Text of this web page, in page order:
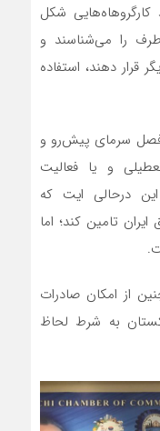
کارگروها‌ه‌هایی شکل
طرف را می‌شناسند و
قرار دهند، استفاده
فصل سرمای پیش‌رو و
و یا فعالیت
درحالی ایت که
تامین کند؛ اما
از امکان صادرات
به شرط لحاظ